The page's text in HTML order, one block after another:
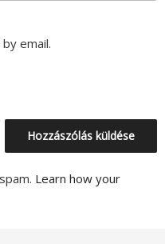
email.
Learn how your